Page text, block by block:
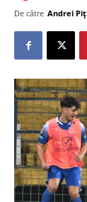
De către Andrei